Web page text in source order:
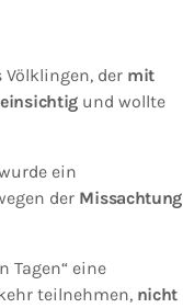
Völklingen, der mit
und wollte
ein
der Missachtung
Tagen“ eine
teilnehmen, nicht